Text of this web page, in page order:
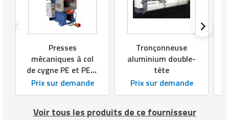
Presses
mécaniques à col
de cygne PE et PE-4
GARNET
Prix sur demande
Tronçonneuse
aluminium double-
tête
Prix sur demande
Voir tous les produits de ce fournisseur